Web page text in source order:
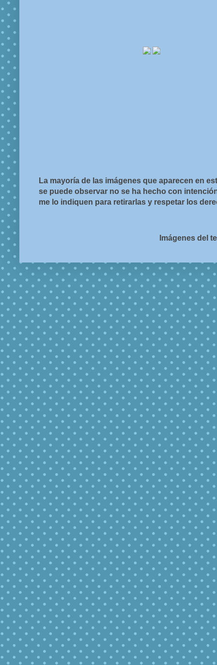
La mayoría de las imágenes que aparecen en
se puede observar no se ha hecho con
me lo indiquen para retirarlas y respetar los
Imágenes del